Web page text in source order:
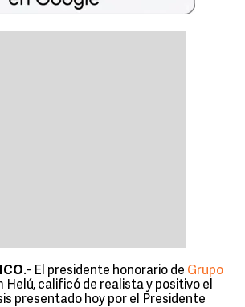
.- El presidente honorario de Grupo
Helú, calificó de realista y positivo el
presentado hoy por el Presidente